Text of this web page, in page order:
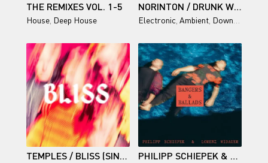
THE REMIXES VOL. 1-5
House Deep House
NORINTON / DRUNK WORLD
Electronic Ambient Downtempo
TEMPLES / BLISS (SINGLES) PHILIPP SCHIEPEK & LORENZ WIDAUER / BANGERS & BALLADS